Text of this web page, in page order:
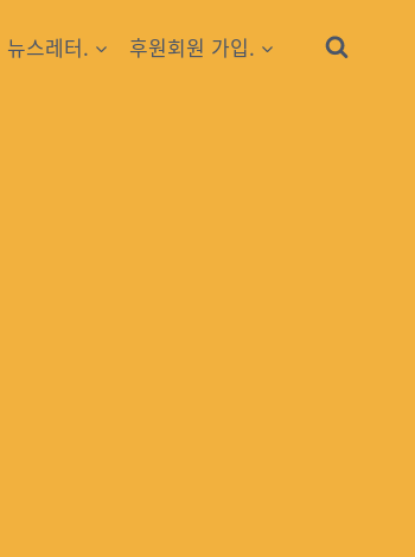
뉴스레터. 후원회원 가입.